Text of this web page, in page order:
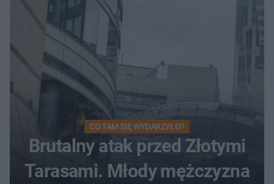
CO TAM SIĘ WYDARZYŁO?
Brutalny atak przed Złotymi
Tarasami. Młody mężczyzna